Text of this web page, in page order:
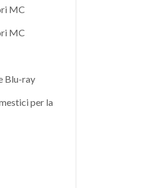
MC
MC
Blu-ray
per la